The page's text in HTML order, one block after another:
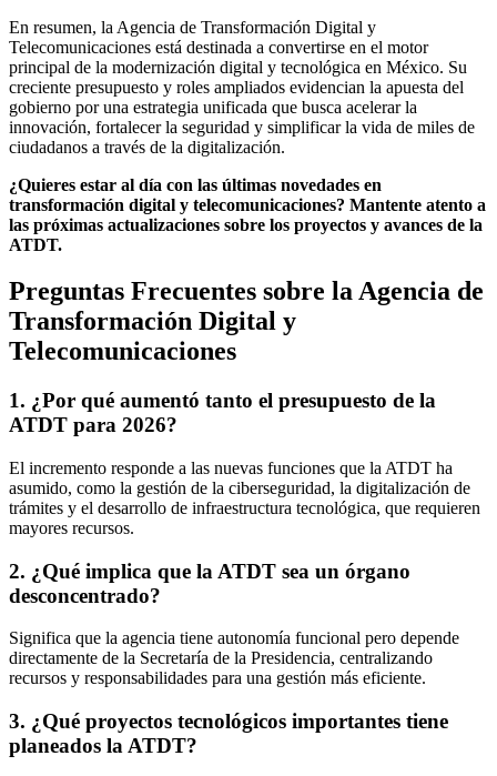
En resumen, la Agencia de Transformación Digital y
Telecomunicaciones está destinada a convertirse en el motor
principal de la modernización digital y tecnológica en México. Su
creciente presupuesto y roles ampliados evidencian la apuesta del
gobierno por una estrategia unificada que busca acelerar la
innovación, fortalecer la seguridad y simplificar la vida de miles de
ciudadanos a través de la digitalización.
¿Quieres estar al día con las últimas novedades en
transformación digital y telecomunicaciones? Mantente atento a
las próximas actualizaciones sobre los proyectos y avances de la
ATDT.
Preguntas Frecuentes sobre la Agencia de
Transformación Digital y
Telecomunicaciones
1. ¿Por qué aumentó tanto el presupuesto de la
ATDT para 2026?
El incremento responde a las nuevas funciones que la ATDT ha
asumido, como la gestión de la ciberseguridad, la digitalización de
trámites y el desarrollo de infraestructura tecnológica, que requieren
mayores recursos.
2. ¿Qué implica que la ATDT sea un órgano
desconcentrado?
Significa que la agencia tiene autonomía funcional pero depende
directamente de la Secretaría de la Presidencia, centralizando
recursos y responsabilidades para una gestión más eficiente.
3. ¿Qué proyectos tecnológicos importantes tiene
planeados la ATDT?